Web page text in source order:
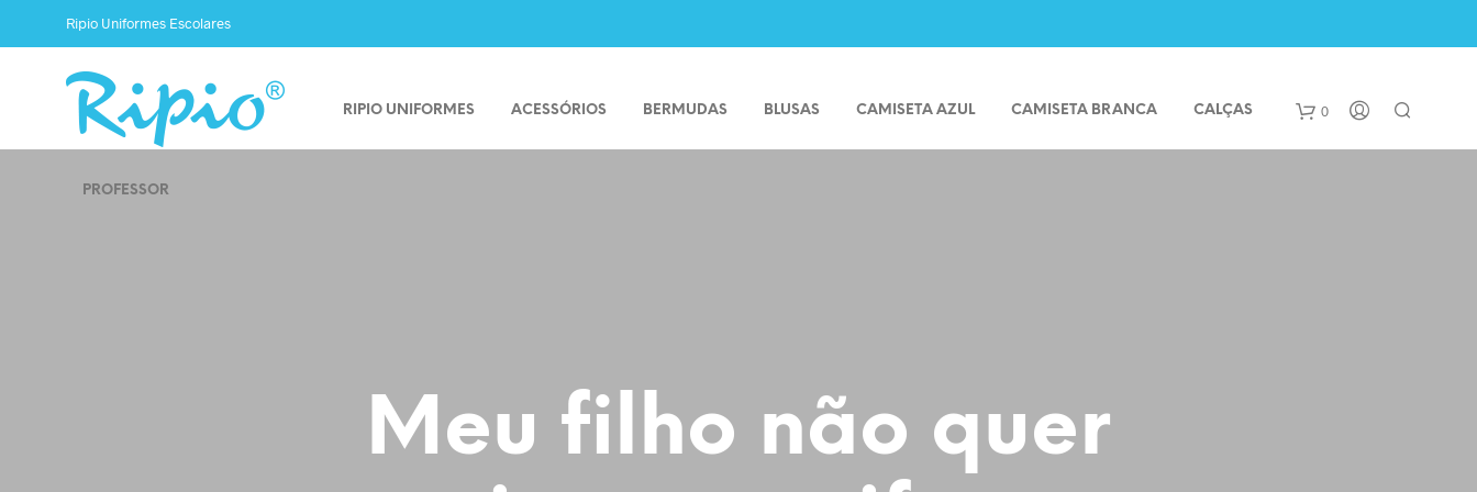
Ripio Uniformes Escolares
0
RIPIO UNIFORMES ACESSÓRIOS BERMUDAS BLUSAS CAMISETA AZUL CAMISETA BRANCA CALÇAS
PROFESSOR
Meu filho não quer